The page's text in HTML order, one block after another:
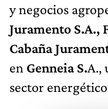
y negocios
Juramento S.A.,
Cabaña
en Genneia S.A.,
sector